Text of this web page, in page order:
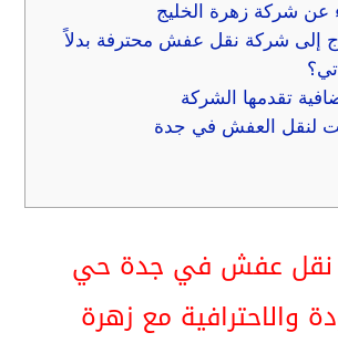
عن شركة زهرة الخليج
إلى شركة نقل عفش محترفة بدلاً
تقدمها الشركة
لنقل العفش في جدة
نقل عفش في جدة حي
والاحترافية مع زهرة